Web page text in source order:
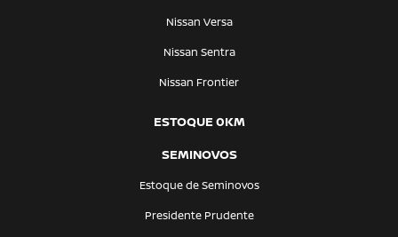
Nissan Versa
Nissan Sentra
Nissan Frontier
ESTOQUE 0KM
SEMINOVOS
Estoque de Seminovos
Presidente Prudente